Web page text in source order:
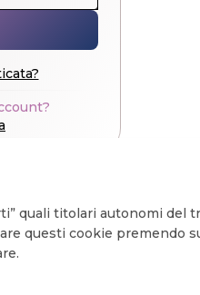
quali titolari autonomi del
questi cookie premendo